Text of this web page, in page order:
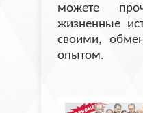
можете
жизненные
своими,
опытом.